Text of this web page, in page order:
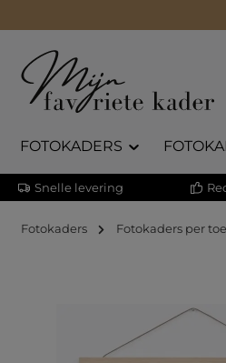
FOTOKADERS
Snelle levering
Fotokaders Fotokaders per